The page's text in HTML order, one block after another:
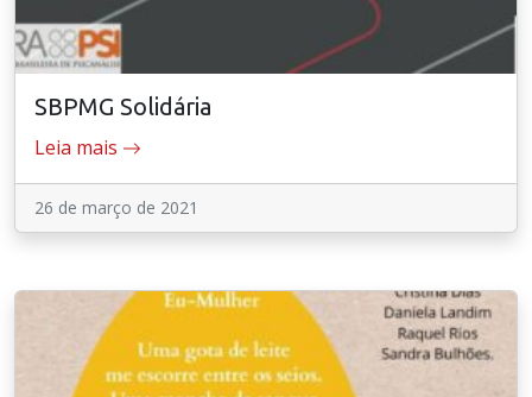
SBPMG Solidária
Leia mais
26 de março de 2021